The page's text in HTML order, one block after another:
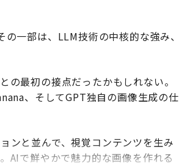
一部は、LLM技術の中核的な強み、
の最初の接点だったかもしれない。
、そしてGPT独自の画像生成の仕
ンと並んで、視覚コンテンツを生み
AIで鮮やかで魅力的な画像を作れる